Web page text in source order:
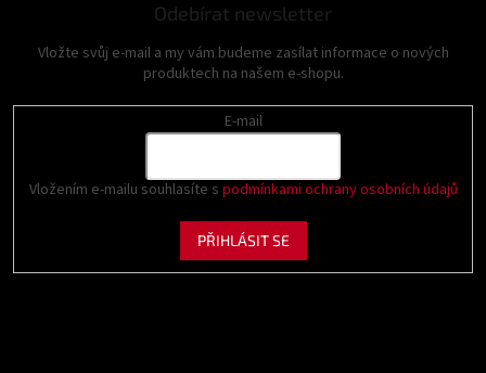
Odebírat newsletter
Vložte svůj e-mail a my vám budeme zasílat informace o nových
produktech na našem e-shopu.
E-mail
Vložením e-mailu souhlasíte s podmínkami ochrany osobních údajů
PŘIHLÁSIT SE